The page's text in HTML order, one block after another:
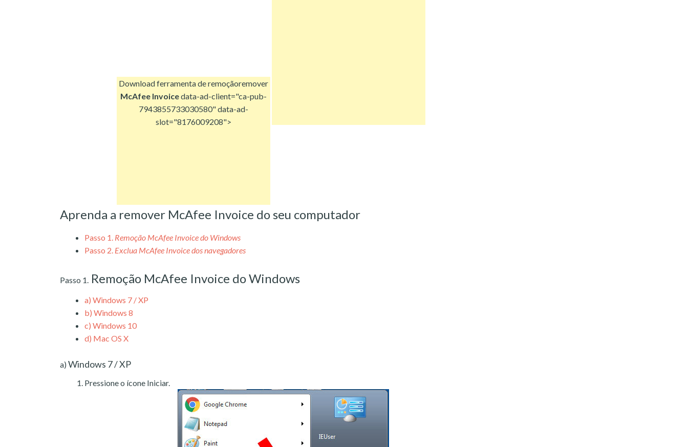
Download ferramenta de remoçãoremover
McAfee Invoicedata-ad-client="ca-pub-
7943855733030580" data-ad-
slot="8176009208">
Aprenda a remover McAfee Invoice do seu computador
Passo 1. Remoção McAfee Invoice do Windows
Passo 2. Exclua McAfee Invoice dos navegadores
Passo 1. Remoção McAfee Invoice do Windows
a) Windows 7 / XP
b) Windows 8
c) Windows 10
d) Mac OS X
a) Windows 7 / XP
Pressione o ícone Iniciar.